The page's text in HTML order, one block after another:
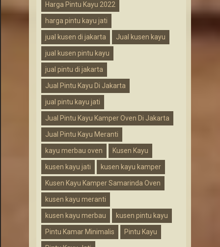
Harga Pintu Kayu 2022
harga pintu kayu jati
jual kusen di jakarta Jual kusen kayu
jual kusen pintu kayu
jual pintu di jakarta
Jual Pintu Kayu Di Jakarta
jual pintu kayu jati
Jual Pintu Kayu Kamper Oven Di Jakarta
Jual Pintu Kayu Meranti
kayu merbau oven Kusen Kayu
kusen kayu jati kusen kayu kamper
Kusen Kayu Kamper Samarinda Oven
kusen kayu meranti
kusen kayu merbau kusen pintu kayu
Pintu Kamar Minimalis Pintu Kayu